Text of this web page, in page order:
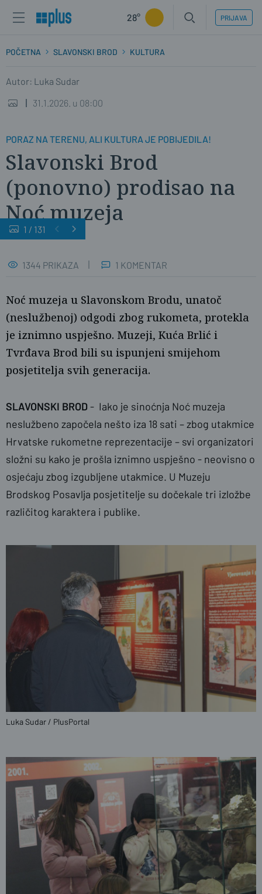
28° PRIJAVA
POČETNA SLAVONSKI BROD KULTURA
Autor: Luka Sudar
31.1.2026. u 08:00
PORAZ NA TERENU, ALI KULTURA JE POBIJEDILA!
Slavonski Brod
(ponovno) prodisao na
Noć muzeja
Luka Sudar / PlusPortal
1 / 131
1344 PRIKAZA 1 KOMENTAR
Noć muzeja u Slavonskom Brodu, unatoč
(neslužbenoj) odgodi zbog rukometa, protekla
je iznimno uspješno. Muzeji, Kuća Brlić i
Tvrđava Brod bili su ispunjeni smijehom
posjetitelja svih generacija.
SLAVONSKI BROD- Iako je sinoćnja Noć muzeja
neslužbeno započela nešto iza 18 sati – zbog utakmice
Hrvatske rukometne reprezentacije – svi organizatori
složni su kako je prošla iznimno uspješno - neovisno o
osjećaju zbog izgubljene utakmice. U Muzeju
Brodskog Posavlja posjetitelje su dočekale tri izložbe
različitog karaktera i publike.
Luka Sudar / PlusPortal